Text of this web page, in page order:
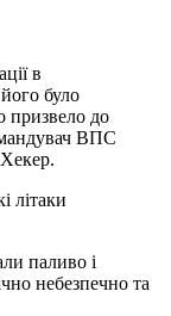
в
було
призвело до
ВПС
літаки
паливо і
небезпечно та